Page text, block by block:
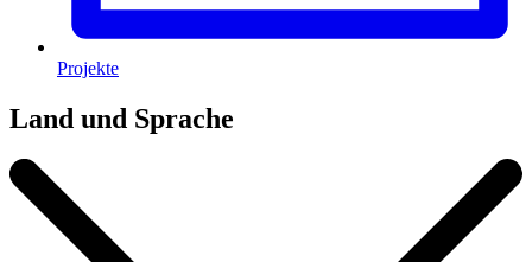
Projekte
Land und Sprache